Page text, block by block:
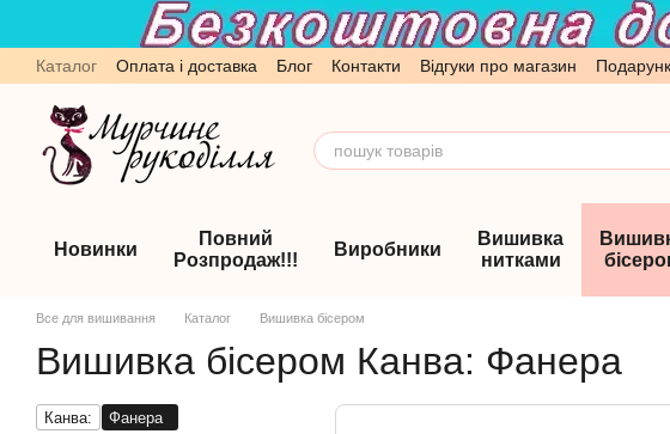
Перейти до основного контенту
Каталог Оплата і доставка Блог Контакти Відгуки про магазин
Обмін та повернення
Угода користувача
Новинки
Повний
Розпродаж!!!
Виробники
Вишивка
нитками
Все для вишивання Каталог Вишивка бісером
Вишивка бісером Канва: Фанера
Канва:
Фанера